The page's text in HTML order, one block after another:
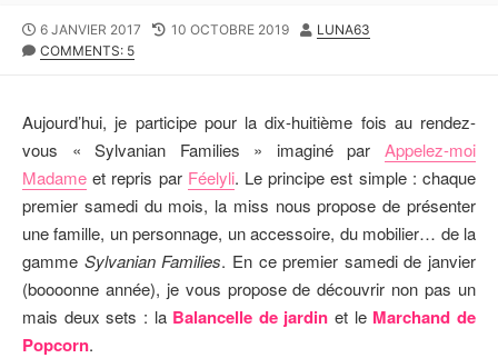
P
U
I
S
H
E
A
T
E
6 JANVIER 2017
L
M
O
I
E
D
D
T
10 OCTOBRE 2019
A
U
LUNA63
COMMENTS: 5
Aujourd’hui, je participe pour la dix-huitième fois au rendez-
vous « Sylvanian Families » imaginé par Appelez-moi
Madame et repris par Féelyli. Le principe est simple : chaque
premier samedi du mois, la miss nous propose de présenter
une famille, un personnage, un accessoire, du mobilier… de la
gamme Sylvanian Families. En ce premier samedi de janvier
(boooonne année), je vous propose de découvrir non pas un
mais deux sets : la Balancelle de jardin et le Marchand de
Popcorn.